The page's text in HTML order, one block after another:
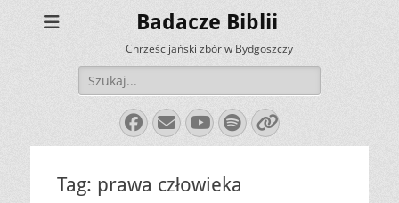
Badacze Biblii
Chrześcijański zbór w Bydgoszczy
Szukaj:
Facebook
E-
mail
YouTube
Spotify
Link
Tag: prawa człowieka